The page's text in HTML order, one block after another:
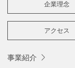
企業理念
アクセス
事業紹介